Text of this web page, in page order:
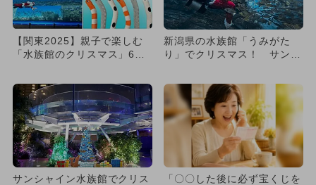
【関東2025】親子で楽しむ
「水族館のクリスマス」6
ョ...
新潟県の水族館「うみがた
り」でクリスマス！ サンタ
も！
サンシャイン水族館でクリス
「〇〇した後に必ず宝くじを